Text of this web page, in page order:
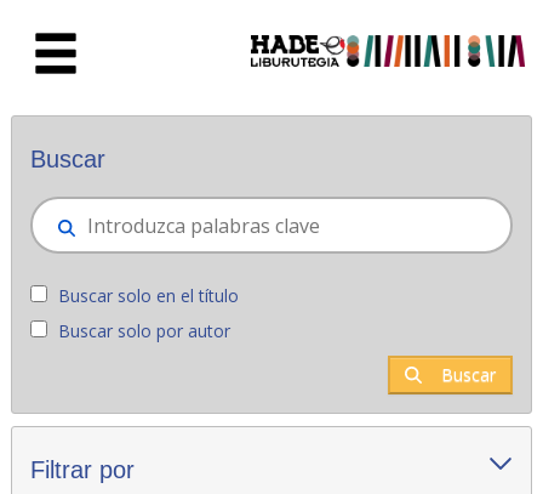
Novedades - Liburutegia
Buscar
Buscar solo en el título
Buscar solo por autor
Buscar
Filtrar por